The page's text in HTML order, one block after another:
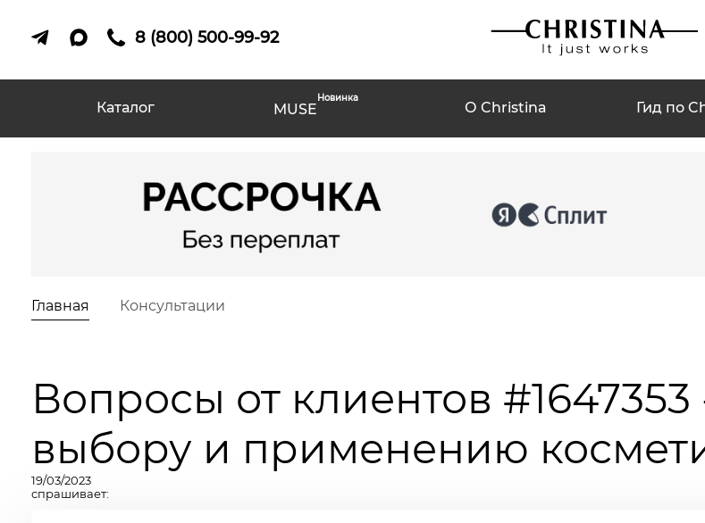
8 (800) 500-99-92
Каталог MUSE
Новинка
О Christina Гид по
Главная Консультации
Вопросы от клиентов
выбору и применению
19/03/2023
спрашивает: